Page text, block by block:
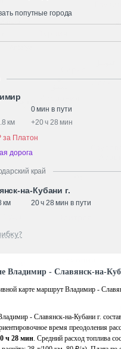
попутные города
0 мин в пути
км +20 ч 28 мин
за Платон
дорога
край
на-Кубани г.
км 20 ч 28 мин в пути
Владимир - Славянск-на-
карте маршрут Владимир -
- Славянск-на-Кубани г.
время преодоления
ч 28 мин. Средний расход топлива